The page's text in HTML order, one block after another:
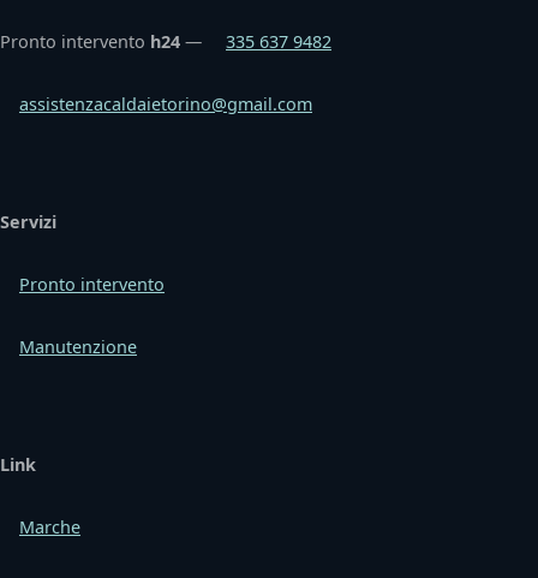
Pronto intervento h24 — 335 637 9482
assistenzacaldaietorino@gmail.com
Servizi
Pronto intervento
Manutenzione
Link
Marche